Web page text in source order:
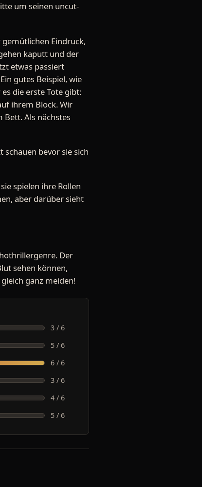
um seinen uncut-
Eindruck,
kaputt und der
etwas passiert
gutes Beispiel, wie
die erste Tote gibt:
ihrem Block. Wir
Bett. Als nächstes
bevor sie sich
spielen ihre Rollen
aber darüber sieht
Der
sehen können,
ganz meiden!
3 / 6
5 / 6
6 / 6
3 / 6
4 / 6
5 / 6